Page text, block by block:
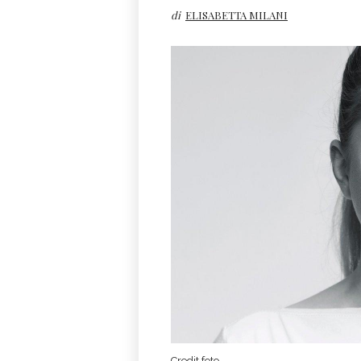
di ELISABETTA MILANI